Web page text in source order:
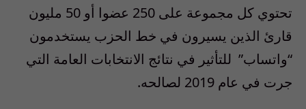
تحتوي كل مجموعة على
عضوا أو
مليون
قارئ الذين يسيرون في خط الحزب يستخدمون
“واتساب” للتأثير في نتائج الانتخابات العامة التي
جرت في عام
لصالحه.